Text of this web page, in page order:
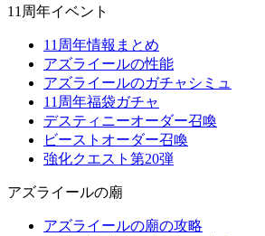
11周年イベント
11周年情報まとめ
アズライールの性能
アズライールのガチャシミュ
11周年福袋ガチャ
デスティニーオーダー召喚
ビーストオーダー召喚
強化クエスト第20弾
アズライールの廟
アズライールの廟の攻略